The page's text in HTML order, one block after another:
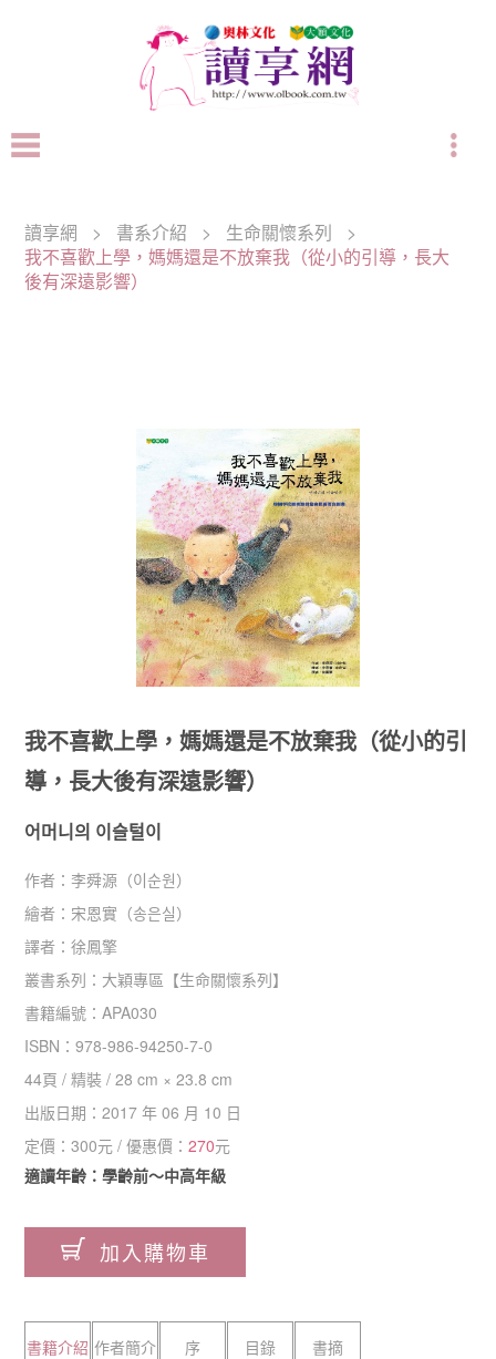
讀享網 > 書系介紹 > 生命關懷系列
>
我不喜歡上學，媽媽還是不放棄我（從小的引導，長大
後有深遠影響）
我不喜歡上學，媽媽還是不放棄我（從小的引
導，長大後有深遠影響）
어머니의 이슬털이
作者：李舜源（이순원）
繪者： 宋恩實（송은실）
譯者：徐鳳擎
叢書系列： 大穎專區 【生命關懷系列】
書籍編號：APA030
ISBN：978-986-94250-7-0
44頁 /精裝 /28 cm × 23.8 cm
出版日期：2017 年 06 月 10 日
定價：300元 / 優惠價：270元
適讀年齡：學齡前～中高年級
加入購物車
書籍介紹 作者簡介 序 目錄 書摘